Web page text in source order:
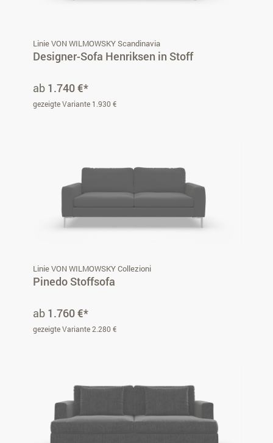
Linie VON WILMOWSKY Scandinavia
Designer-Sofa Henriksen in Stoff
ab 1.740 €*
gezeigte Variante 1.930 €
Linie VON WILMOWSKY Collezioni
Pinedo Stoffsofa
ab 1.760 €*
gezeigte Variante 2.280 €